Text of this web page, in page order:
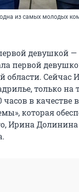
из самых молодых
девушкой —
первой
области. Сейчас
только на
часов в
которая
Ирина